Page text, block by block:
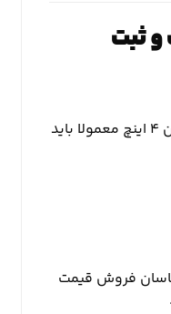
ثبت
برای اطلاع از قیمت لوله پلی اتیلن ۴ اینچ معمولا باید
فروش قیمت